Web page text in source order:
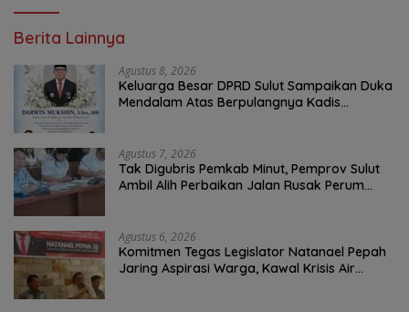
Berita Lainnya
Agustus 8, 2026
Keluarga Besar DPRD Sulut Sampaikan Duka
Mendalam Atas Berpulangnya Kadis
Agustus 7, 2026
Tak Digubris Pemkab Minut, Pemprov Sulut
Ambil Alih Perbaikan Jalan Rusak Perum
Agustus 6, 2026
Komitmen Tegas Legislator Natanael Pepah
Jaring Aspirasi Warga, Kawal Krisis Air